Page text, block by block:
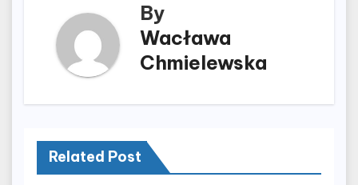
By
Wacława
Chmielewska
Related Post